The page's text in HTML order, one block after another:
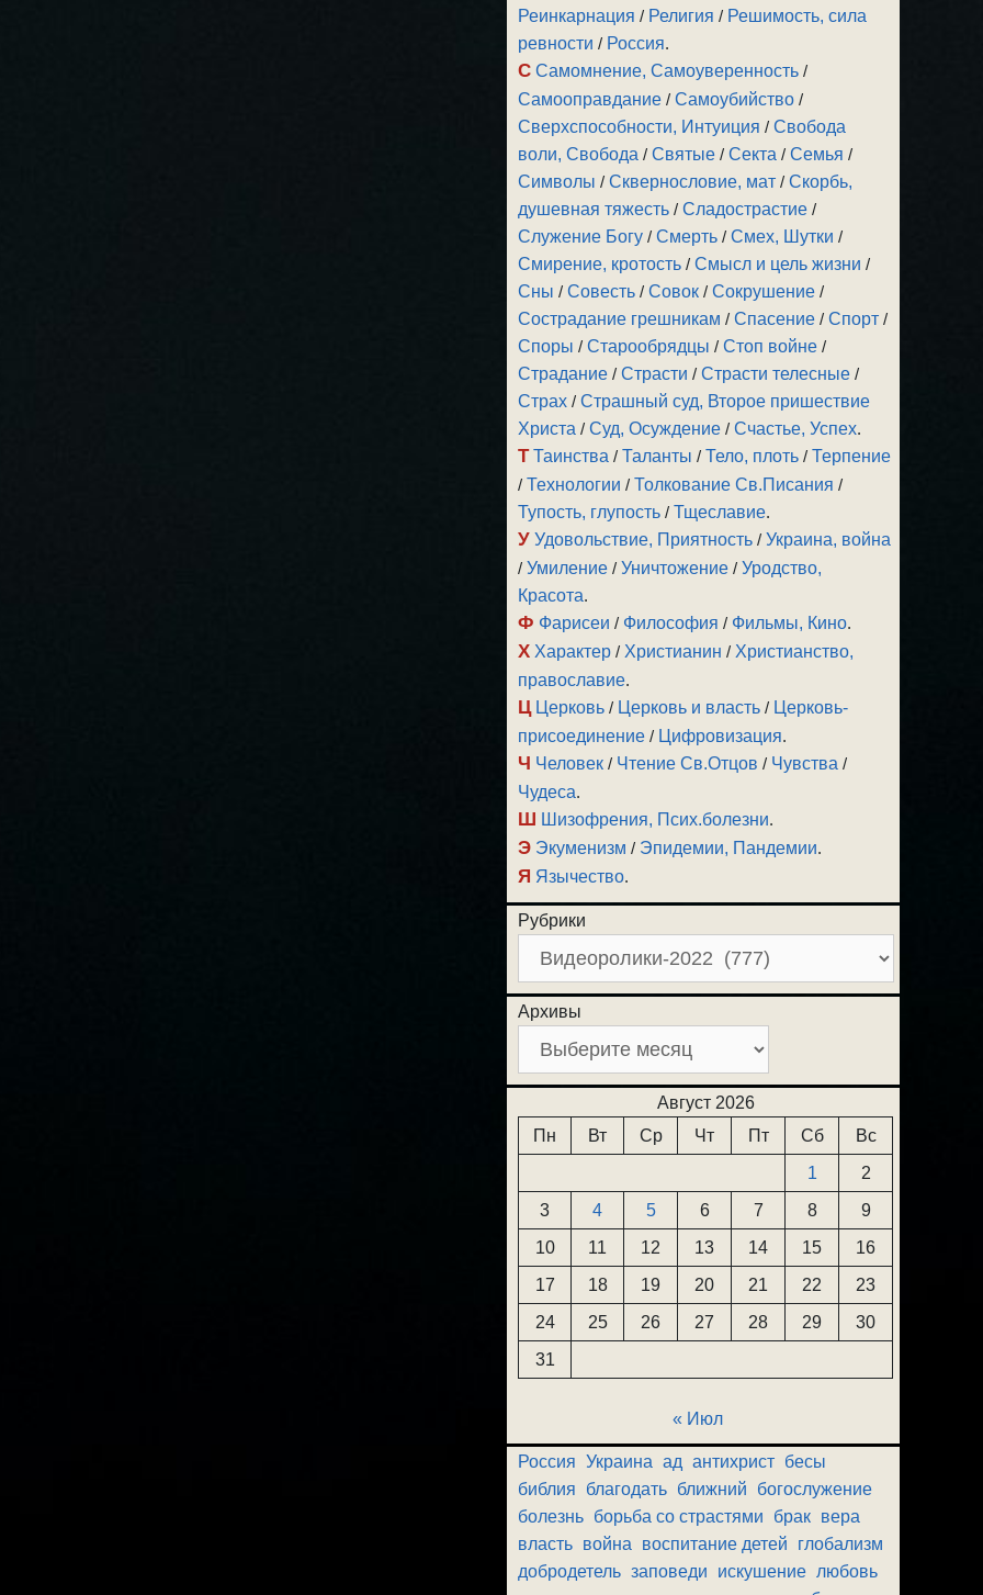
Реинкарнация / Религия / Решимость, сила
ревности / Россия.
С Самомнение, Самоуверенность /
Самооправдание /Самоубийство /
Сверхспособности, Интуиция /Свобода
воли, Свобода /Святые /Секта /Семья /
Символы /Сквернословие, мат /Скорбь,
душевная тяжесть /Сладострастие /
Служение Богу /Смерть /Смех, Шутки /
Смирение, кротость /Смысл и цель жизни /
Сны /Совесть /Совок /Сокрушение /
Сострадание грешникам /Спасение /Спорт /
Споры /Старообрядцы /Стоп войне /
Страдание /Страсти /Страсти телесные /
Страх /Страшный суд, Второе пришествие
Христа /Суд, Осуждение /Счастье, Успех.
Т Таинства /Таланты /Тело, плоть /Терпение
/Технологии /Толкование Св.Писания /
Тупость, глупость /Тщеславие.
У Удовольствие, Приятность /Украина, война
/Умиление /Уничтожение /Уродство,
Красота.
Ф Фарисеи / Философия / Фильмы, Кино.
Х Характер / Христианин / Христианство,
православие.
Ц Церковь / Церковь и власть / Церковь-
присоединение / Цифровизация.
Ч Человек / Чтение Св.Отцов / Чувства /
Чудеса.
Ш Шизофрения, Псих.болезни.
Э Экуменизм / Эпидемии, Пандемии.
Я Язычество.
Рубрики
Архивы
Август 2026
Пн
Вт Ср Чт Пт Сб
Вс
1
2
3
4 5 6 7 8
9
10
11 12 13 14 15
16
17
18 19 20 21 22
23
24
25 26 27 28 29
30
31
« Июл
Россия Украина ад антихрист бесы
библия
благодать ближний
богослужение
болезнь борьба со страстями брак вера
власть война воспитание детей
глобализм
добродетель заповеди искушение любовь